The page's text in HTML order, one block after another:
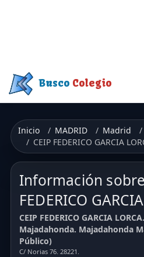
Busco Colegio
Inicio MADRID Madrid
CEIP FEDERICO GARCIA
Información
FEDERICO
CEIP FEDERICO GARCIA LORCA.
Majadahonda. Majadahonda
Público)
C/ Norias 76. 28221.